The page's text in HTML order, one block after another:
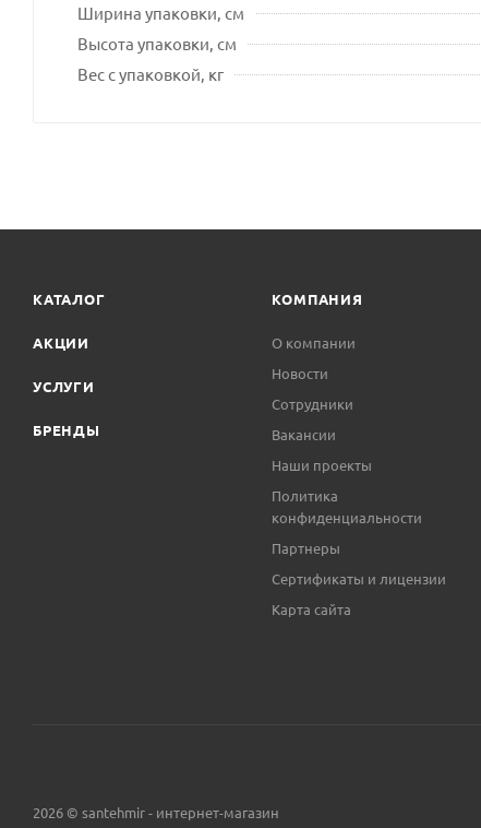
Ширина упаковки, см
Высота упаковки, см
Вес с упаковкой, кг
КАТАЛОГ
АКЦИИ
УСЛУГИ
БРЕНДЫ
КОМПАНИЯ
О компании
Новости
Сотрудники
Вакансии
Наши проекты
Политика
конфиденциальности
Партнеры
Сертификаты и лицензии
Карта сайта
2026 © santehmir - интернет-магазин